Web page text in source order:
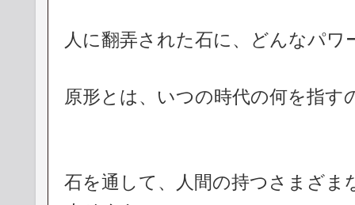
人に翻弄された石に、どんなパ
原形とは、いつの時代の何を指す
石を通して、人間の持つさまざま